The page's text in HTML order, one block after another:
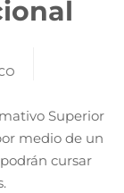
Superior
medio de un
cursar